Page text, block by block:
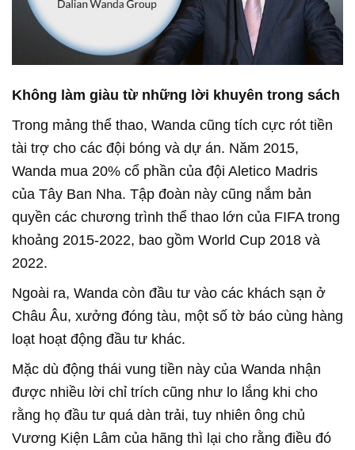
Không làm giàu từ những lời khuyên trong sách
Trong mảng thể thao, Wanda cũng tích cực rót tiền
tài trợ cho các đội bóng và dự án. Năm 2015,
Wanda mua 20% cổ phần của đội Aletico Madris
của Tây Ban Nha. Tập đoàn này cũng nắm bản
quyền các chương trình thể thao lớn của FIFA trong
khoảng 2015-2022, bao gồm World Cup 2018 và
2022.
Ngoài ra, Wanda còn đầu tư vào các khách sạn ở
Châu Âu, xưởng đóng tàu, một số tờ báo cùng hàng
loạt hoạt động đầu tư khác.
Mặc dù động thái vung tiền này của Wanda nhận
được nhiều lời chỉ trích cũng như lo lắng khi cho
rằng họ đầu tư quá dàn trải, tuy nhiên ông chủ
Vương Kiện Lâm của hãng thì lại cho rằng điều đó